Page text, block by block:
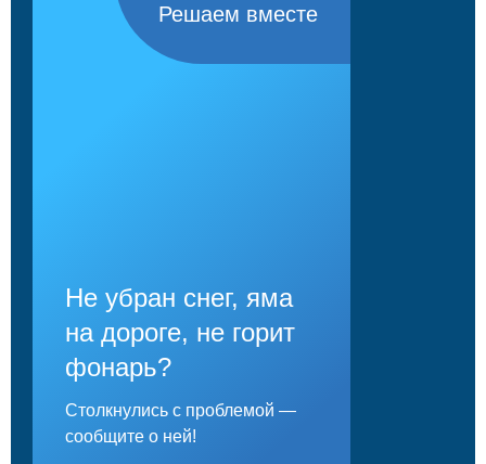
Решаем вместе
Не убран снег, яма
на дороге, не горит
фонарь?
Столкнулись с проблемой —
сообщите о ней!